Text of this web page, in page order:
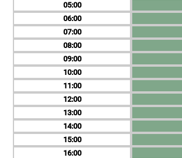
05
06
07
08
09
10
11
12
13
14
15
16